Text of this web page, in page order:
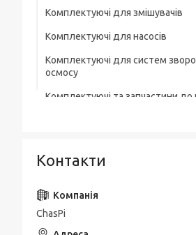
Комплектуючі для змішувачів
Комплектуючі для насосів
Комплектуючі для систем
осмосу
Комплектуючі та запчастини до
Лотки для зливної каналізації
Мильниці
Монтажні елементи
Контакти
ChasPi